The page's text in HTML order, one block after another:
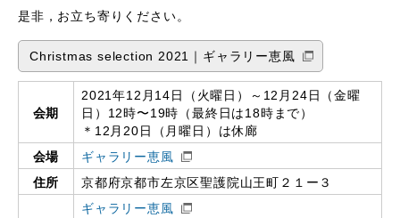
是非，お立ち寄りください。
Christmas selection 2021｜ギャラリー恵風
会期
2021年12月14日（火曜日）～12月24日（金曜
日）12時〜19時（最終日は18時まで）
＊12月20日（月曜日）は休廊
会場
ギャラリー恵風
住所
京都府京都市左京区聖護院山王町２１ー３
ギャラリー恵風